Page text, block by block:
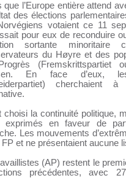
que l’Europe entière attend
des élections
votaient ce 11
pour eux de reconduire
sortante minoritaire
du Høyre et des
(Fremskrittspartiet
En face d’eux,
cherchaient
choisi la continuité politique,
exprimés en faveur de
Les mouvements
et ne présentaient aucune
(AP) restent le
précédentes, avec